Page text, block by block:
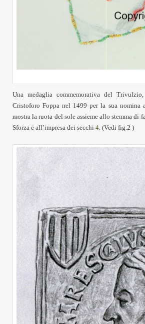
Una medaglia commemorativa del
Cristoforo Foppa nel 1499 per la sua nomina
mostra la ruota del sole assieme allo stemma di
Sforza e all’impresa dei secchi 4 (Vedi fig. 2 )